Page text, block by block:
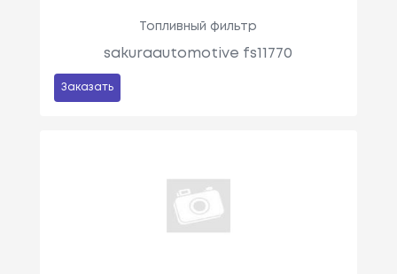
Топливный фильтр
sakuraautomotive fs11770
Заказать